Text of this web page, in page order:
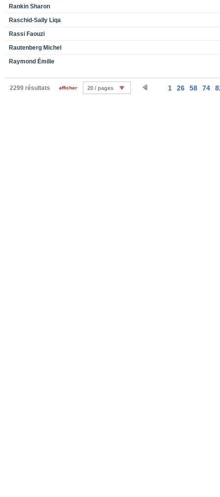
Rankin Sharon
Raschid-Sally Liqa
Rassi Faouzi
Rautenberg Michel
Raymond Émilie
2299 résultats 1 26 58 74
afficher 20 / pages